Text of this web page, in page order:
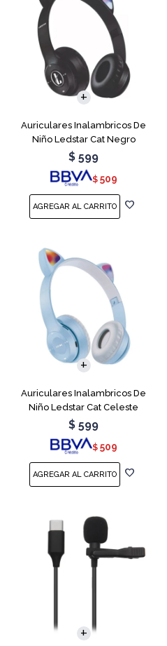
Auriculares Inalambricos De
Niño Ledstar Cat Negro
$ 599
$ 509
Auriculares Inalambricos De
Niño Ledstar Cat Celeste
$ 599
$ 509